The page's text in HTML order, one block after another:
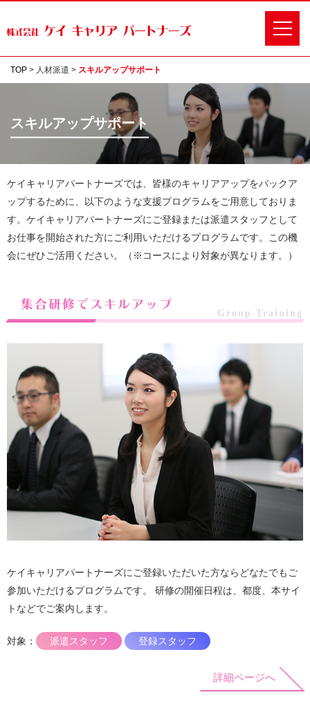
TOP > 人材派遣 > スキルアップサポート
スキルアップサポート
ケイキャリアパートナーズでは、皆様のキャリアアップをバックア
ップするために、以下のような支援プログラムをご用意しておりま
す。ケイキャリアパートナーズにご登録または派遣スタッフとして
お仕事を開始された方にご利用いただけるプログラムです。この機
会にぜひご活用ください。（※コースにより対象が異なります。）
集合研修でスキルアップ
Group Training
ケイキャリアパートナーズにご登録いただいた方ならどなたでもご
参加いただけるプログラムです。 研修の開催日程は、都度、本サイ
トなどでご案内します。
対象： 派遣スタッフ 登録スタッフ
詳細ページへ